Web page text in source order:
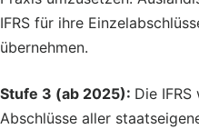
IFRS für ihre
übernehmen.
Stufe 3 (ab 2025): Die
Abschlüsse aller